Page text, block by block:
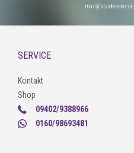
SERVICE
Kontakt
Shop
09402/9388966
0160/98693481